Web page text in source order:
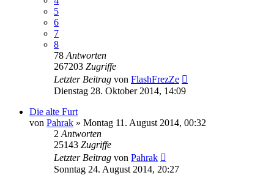
5
6
7
8
78 Antworten
267203 Zugriffe
Letzter Beitrag von FlashFrezZe
Dienstag 28. Oktober 2014, 14:09
Die alte Furt
von Pahrak » Montag 11. August 2014, 00:32
2 Antworten
25143 Zugriffe
Letzter Beitrag von Pahrak
Sonntag 24. August 2014, 20:27